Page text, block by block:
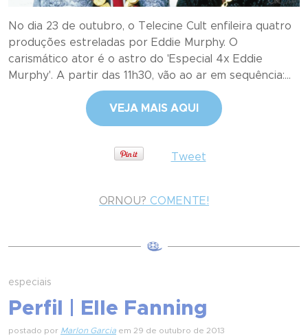
No dia 23 de outubro, o Telecine Cult enfileira quatro
produções estreladas por Eddie Murphy. O
carismático ator é o astro do 'Especial 4x Eddie
Murphy'. A partir das 11h30, vão ao ar em sequência:...
VEJA MAIS AQUI
Tweet
ORNOU? COMENTE!
especiais
Perfil | Elle Fanning
postado por Marlon Garcia em 29 de outubro de 2013